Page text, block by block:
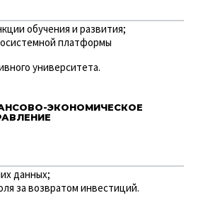
обучения и развития;
платформы
университета.
ЭКОНОМИЧЕСКОЕ
данных;
за возвратом инвестиций.